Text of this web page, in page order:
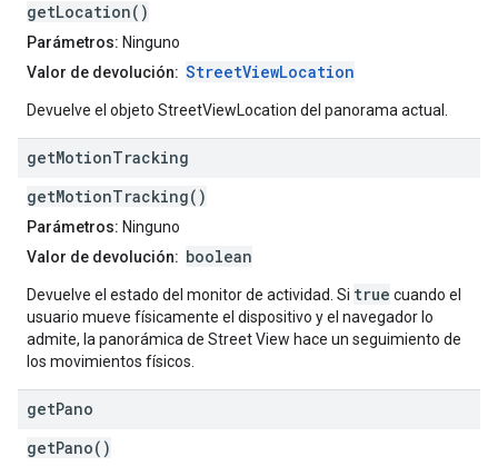
getLocation()
Parámetros: Ninguno
Valor de devolución: StreetViewLocation
Devuelve el objeto StreetViewLocation del panorama actual.
getMotionTracking
getMotionTracking()
Parámetros: Ninguno
Valor de devolución: boolean
Devuelve el estado del monitor de actividad. Si true cuando el
usuario mueve físicamente el dispositivo y el navegador lo
admite, la panorámica de Street View hace un seguimiento de
los movimientos físicos.
getPano
getPano()